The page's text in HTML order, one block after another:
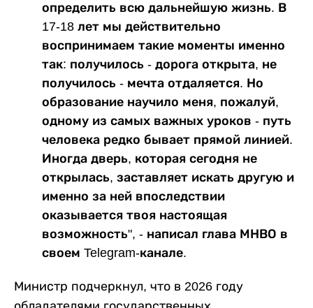
определить всю дальнейшую жизнь. В
17-18 лет мы действительно
воспринимаем такие моменты именно
так: получилось - дорога открыта, не
получилось - мечта отдаляется. Но
образование научило меня, пожалуй,
одному из самых важных уроков - путь
человека редко бывает прямой линией.
Иногда дверь, которая сегодня не
открылась, заставляет искать другую и
именно за ней впоследствии
оказывается твоя настоящая
возможность", - написал глава МНВО в
своем Telegram-канале.
Министр подчеркнул, что в 2026 году